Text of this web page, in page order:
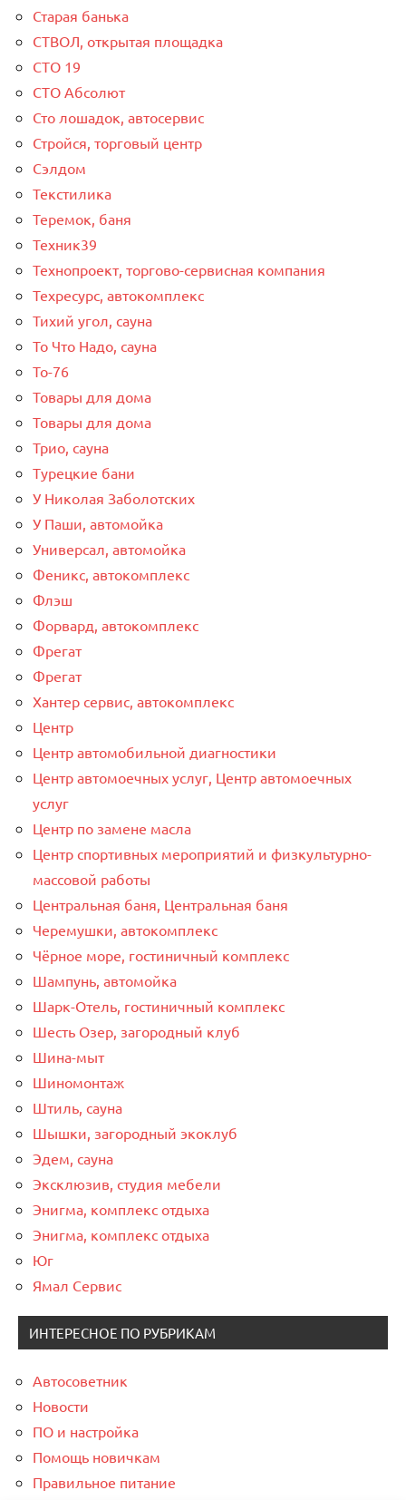
Старая банька
СТВОЛ, открытая площадка
СТО 19
СТО Абсолют
Сто лошадок, автосервис
Стройся, торговый центр
Сэлдом
Текстилика
Теремок, баня
Техник39
Технопроект, торгово-сервисная компания
Техресурс, автокомплекс
Тихий угол, сауна
То Что Надо, сауна
То-76
Товары для дома
Товары для дома
Трио, сауна
Турецкие бани
У Николая Заболотских
У Паши, автомойка
Универсал, автомойка
Феникс, автокомплекс
Флэш
Форвард, автокомплекс
Фрегат
Фрегат
Хантер сервис, автокомплекс
Центр
Центр автомобильной диагностики
Центр автомоечных услуг, Центр автомоечных
услуг
Центр по замене масла
Центр спортивных мероприятий и физкультурно-
массовой работы
Центральная баня, Центральная баня
Черемушки, автокомплекс
Чёрное море, гостиничный комплекс
Шампунь, автомойка
Шарк-Отель, гостиничный комплекс
Шесть Озер, загородный клуб
Шина-мыт
Шиномонтаж
Штиль, сауна
Шышки, загородный экоклуб
Эдем, сауна
Эксклюзив, студия мебели
Энигма, комплекс отдыха
Энигма, комплекс отдыха
Юг
Ямал Сервис
ИНТЕРЕСНОЕ ПО РУБРИКАМ
Автосоветник
Новости
ПО и настройка
Помощь новичкам
Правильное питание